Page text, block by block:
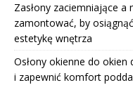
Zasłony zaciemniające
zamontować, by
estetykę wnętrza
Osłony okienne do
i zapewnić komfort